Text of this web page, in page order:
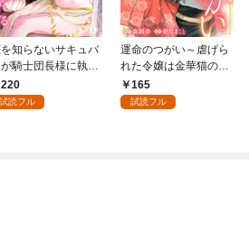
知らないサキュバ
騎士団長様に執着
愛されるまで: 1
220
試読フル
運命のつがい～虐げら
れた令嬢は金華猫の一
途な愛で幸せを掴む～:
1
165
試読フル